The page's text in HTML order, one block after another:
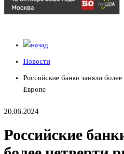
Новости
Российские банки заняли
Европе
20.06.2024
Российские